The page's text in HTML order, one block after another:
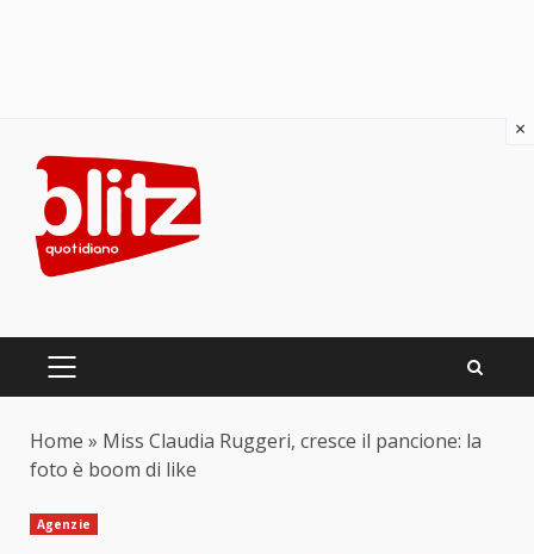
content
PRIMARY
Home » Miss Claudia Ruggeri, cresce il pancione: la
foto è boom di like
Agenzie
×